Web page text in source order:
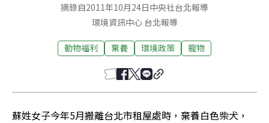
摘錄自2011年10月24日中央社台北報導
環境資訊中心 台北報導
動物福利 棄養 環境政策 寵物
蘇姓女子今年5月搬離台北市租屋處時，棄養白色柴犬，